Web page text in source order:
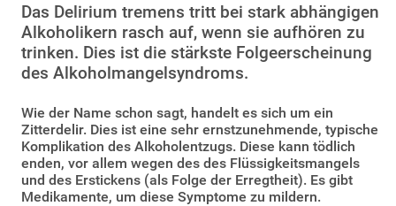
Das Delirium tremens tritt bei stark abhängigen
Alkoholikern rasch auf, wenn sie aufhören zu
trinken. Dies ist die stärkste Folgeerscheinung
des Alkoholmangelsyndroms.
Wie der Name schon sagt, handelt es sich um ein
Zitterdelir. Dies ist eine sehr ernstzunehmende, typische
Komplikation des Alkoholentzugs. Diese kann tödlich
enden, vor allem wegen des des Flüssigkeitsmangels
und des Erstickens (als Folge der Erregtheit). Es gibt
Medikamente, um diese Symptome zu mildern.